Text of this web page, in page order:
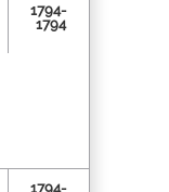
1794-
1794
1794-